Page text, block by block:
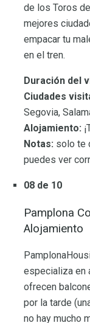
de los Toros
mejores
empacar tu
en el tren.
Duración del
Ciudades
Segovia,
Alojamiento:
Notas: solo te
puedes ver
08 de 10
Pamplona
Alojamiento
especializa en
ofrecen
por la tarde
no hay mucho